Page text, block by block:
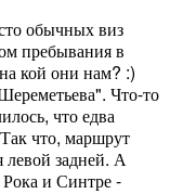
обычных виз
пребывания в
кой они нам? :)
Что-то
что едва
что, маршрут
левой задней. А
и Синтре -